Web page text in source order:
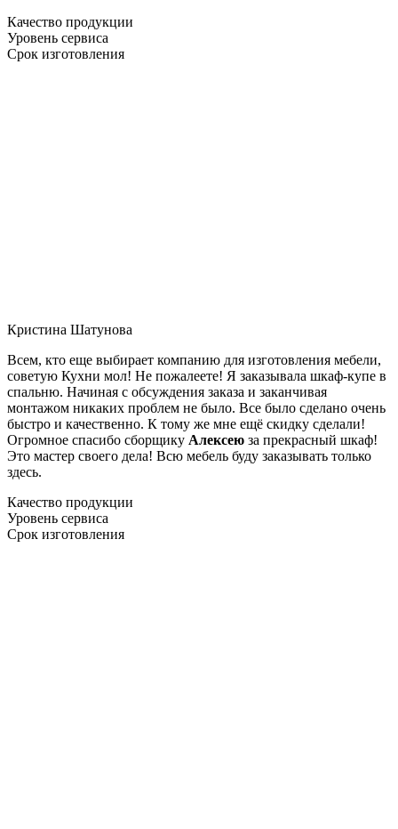
Качество продукции
Уровень сервиса
Срок изготовления
Кристина Шатунова
Всем, кто еще выбирает компанию для изготовления мебели,
советую Кухни мол! Не пожалеете! Я заказывала шкаф-купе в
спальню. Начиная с обсуждения заказа и заканчивая
монтажом никаких проблем не было. Все было сделано очень
быстро и качественно. К тому же мне ещё скидку сделали!
Огромное спасибо сборщику Алексею за прекрасный шкаф!
Это мастер своего дела! Всю мебель буду заказывать только
здесь.
Качество продукции
Уровень сервиса
Срок изготовления